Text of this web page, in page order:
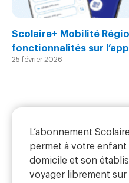
Scolaire+ Mobilité
fonctionnalités sur
25 février 2026
L’abonnement
permet à votre
domicile et son
voyager librement sur